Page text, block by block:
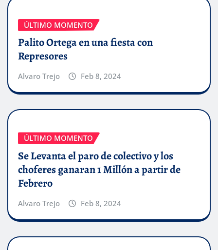
ÚLTIMO MOMENTO
Palito Ortega en una fiesta con
Represores
Alvaro Trejo Feb 8, 2024
ÚLTIMO MOMENTO
Se Levanta el paro de colectivo y los
choferes ganaran 1 Millón a partir de
Febrero
Alvaro Trejo Feb 8, 2024